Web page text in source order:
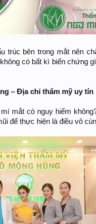
trúc bên trong mắt nên
có bất kì biến chứng
– Địa chỉ thẩm mỹ uy tín
mắt có nguy hiểm
để thực hiện là điều vô